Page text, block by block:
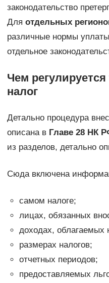
законодательство
Для отдельных
различные нормы
отдельное
Чем
налог
Детально процедура
описана в Главе 28 НК
из разделов, детально
Сюда включена
самом налоге;
лицах, обязанных
доходах, облагаемых
размерах налогов;
отчетных периодов;
предоставляемых